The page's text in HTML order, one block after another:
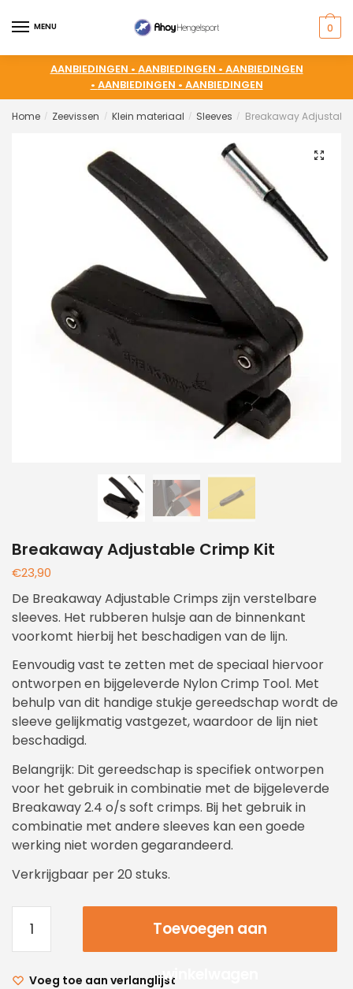
MENU 0
AANBIEDINGEN • AANBIEDINGEN • AANBIEDINGEN
• AANBIEDINGEN • AANBIEDINGEN
Home / Zeevissen / Klein materiaal / Sleeves / Breakaway
🔍
Breakaway Adjustable Crimp Kit
€23,90
De Breakaway Adjustable Crimps zijn verstelbare
sleeves. Het rubberen hulsje aan de binnenkant
voorkomt hierbij het beschadigen van de lijn.
Eenvoudig vast te zetten met de speciaal hiervoor
ontworpen en bijgeleverde Nylon Crimp Tool. Met
behulp van dit handige stukje gereedschap wordt de
sleeve gelijkmatig vastgezet, waardoor de lijn niet
beschadigd.
Belangrijk: Dit gereedschap is specifiek ontworpen
voor het gebruik in combinatie met de bijgeleverde
Breakaway 2.4 o/s soft crimps. Bij het gebruik in
combinatie met andere sleeves kan een goede
werking niet worden gegarandeerd.
Verkrijgbaar per 20 stuks.
Toevoegen aan
winkelwagen
Voeg toe aan verlanglijst